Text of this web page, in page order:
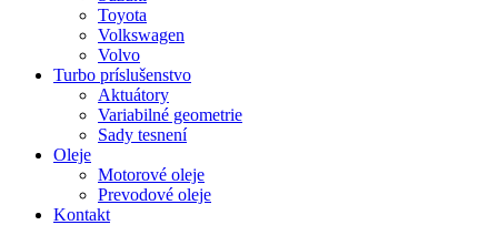
Toyota
Volkswagen
Volvo
Turbo príslušenstvo
Aktuátory
Variabilné geometrie
Sady tesnení
Oleje
Motorové oleje
Prevodové oleje
Kontakt